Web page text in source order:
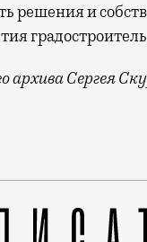
решения и
архива Сергея